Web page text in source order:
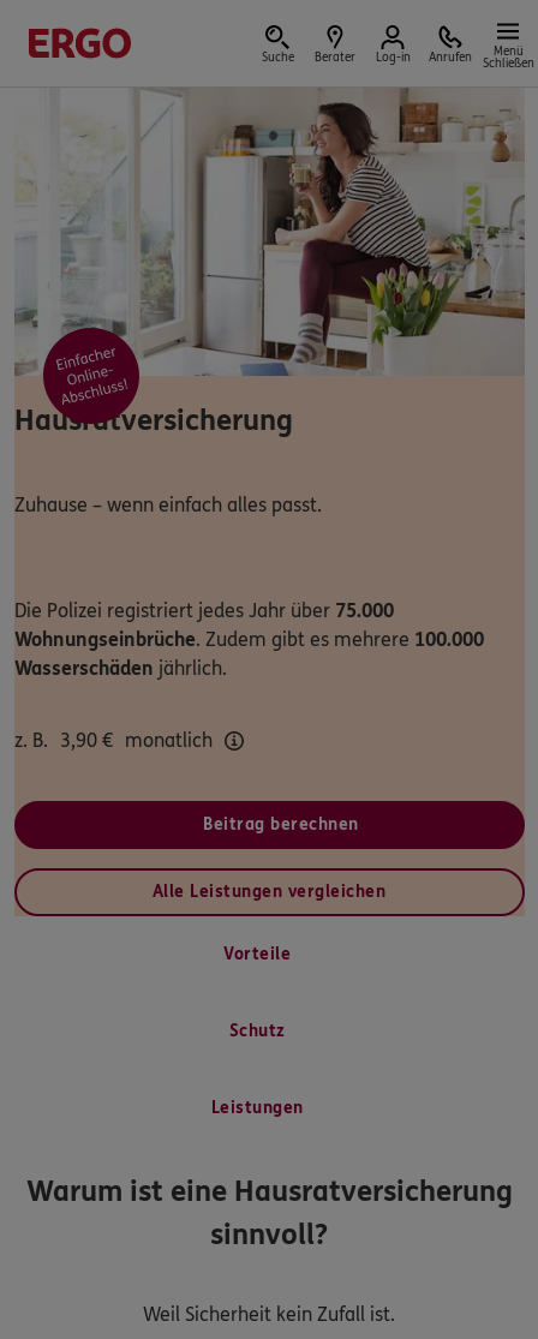
Suche Berater Log-in Anrufen
Menü
Schließen
Versicherungen & Finanzen
Reform der privaten Altersvorsorge
Jetzt Förderung selbst berechnen.
Jetzt informieren
Service
Sehen Sie auf einen Blick Ihre Versicherungen bei ERGO,
dem ERGO Rechtsschutz und der DKV.
Zum Kundenportal
Schaden- oder Leistungsfall melden
Sehen Sie auf einen Blick Ihre Versicherungen bei ERGO,
Hausratversicherung
Zuhause – wenn einfach alles passt.
Die Polizei registriert jedes Jahr über 75.000
Wohnungseinbrüche. Zudem gibt es mehrere 100.000
Wasserschäden jährlich.
z. B. 3,90€ monatlich
Beitrag berechnen
Alle Leistungen vergleichen
Vorteile
Schutz
Leistungen
Warum ist eine Hausratversicherung
sinnvoll?
Weil Sicherheit kein Zufall ist.